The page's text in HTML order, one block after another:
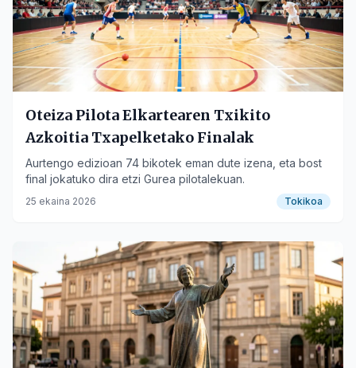
Oteiza Pilota Elkartearen Txikito
Azkoitia Txapelketako Finalak
Aurtengo edizioan 74 bikotek eman dute izena, eta bost
final jokatuko dira etzi Gurea pilotalekuan.
25 ekaina 2026 Tokikoa